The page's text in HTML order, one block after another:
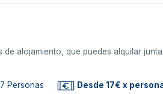
alojamiento, que puedes alquilar
Personas Desde 17€ x